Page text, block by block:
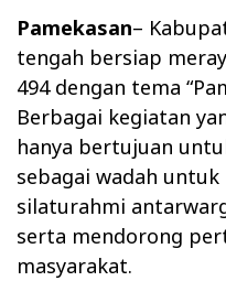
Pamekasan–
tengah bersiap
494 dengan tema
Berbagai kegiatan
hanya bertujuan
sebagai wadah
silaturahmi
serta mendorong
masyarakat.